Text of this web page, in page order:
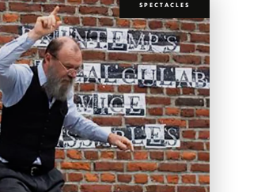
SPECTACLES